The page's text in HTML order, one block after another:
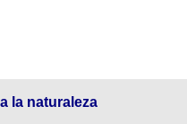
la naturaleza